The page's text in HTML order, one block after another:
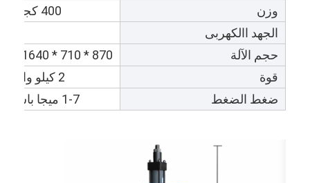
وزن
400 كجم
الجهد االكهربى
حجم الآلة
870 * 710 * 1640 ملم
قوة
2 كيلو واط
ضغط الضغط
1-7 ميجا باسكال